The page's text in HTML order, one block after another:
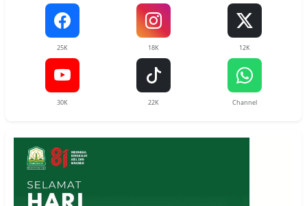
25K 18K 12K
30K 22K Channel